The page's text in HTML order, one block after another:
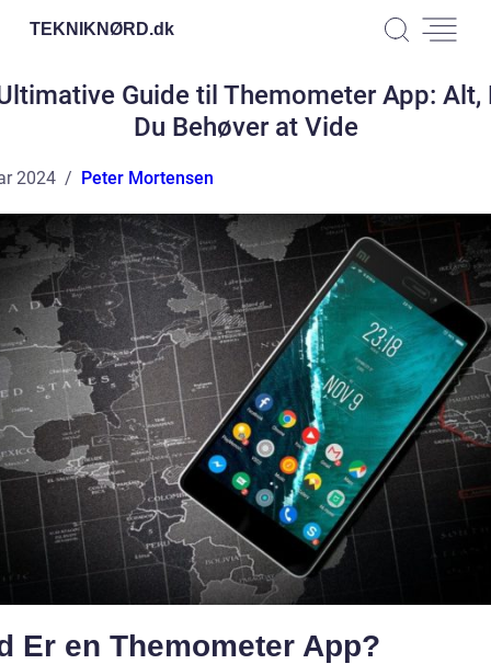
TEKNIKNØRD.dk
Guide til Themometer App: Alt,
Du Behøver at Vide
2024 Peter Mortensen
Er en Themometer App?